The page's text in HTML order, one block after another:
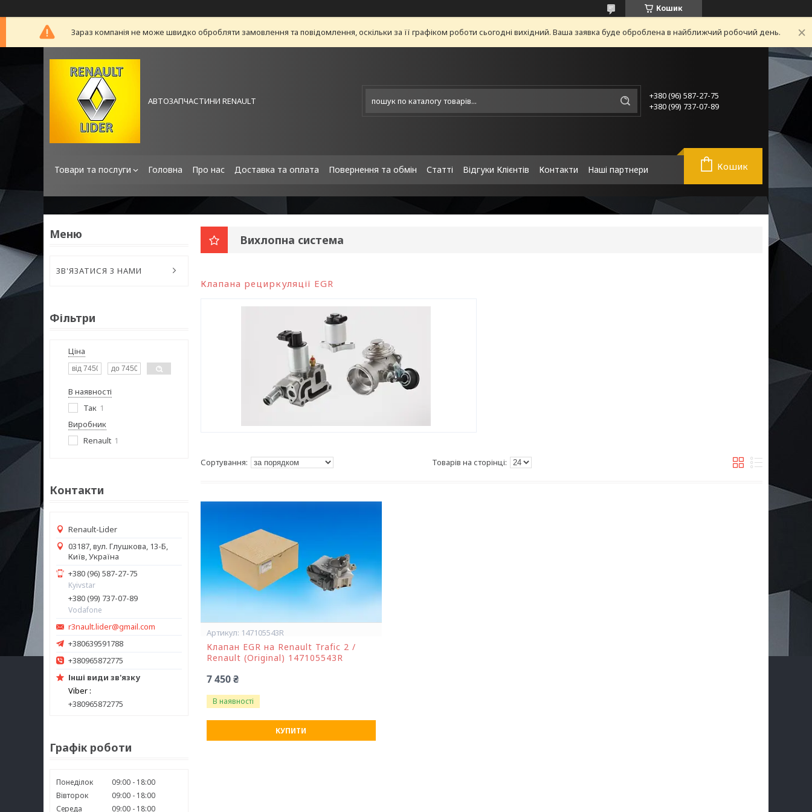
Кошик
Зараз компанія не може швидко обробляти замовлення та повідомлення, оскільки за її графіком роботи сьогодні вихідний. Ваша заявка буде оброблена в найближчий робочий день.
АВТОЗАПЧАСТИНИ RENAULT
+380 (96) 587-27-75
+380 (99) 737-07-89
Товари та послуги Головна Про нас Доставка та оплата Повернення та обмін Статті Відгуки Клієнтів Контакти Наші партнери Кошик
ЗВ'ЯЗАТИСЯ З НАМИ
Фільтри
Ціна
В наявності
Так 1
Виробник
Renault 1
Контакти
Renault-Lider
03187, вул. Глушкова, 13-Б,
Київ, Україна
+380 (96) 587-27-75
Kyivstar
+380 (99) 737-07-89
Vodafone
r3nault.lider@gmail.com
+380639591788
+380965872775
Інші види зв'язку
Viber
+380965872775
Графік роботи
Понеділок 09:00
18:00
Вівторок
09:00
18:00
Середа
09:00 18:00
Вихлопна система
Клапана рециркуляції EGR
147105543R
Клапан EGR на Renault Trafic 2 /
Renault (Original) 147105543R
7 450 ₴
В наявності
КУПИТИ